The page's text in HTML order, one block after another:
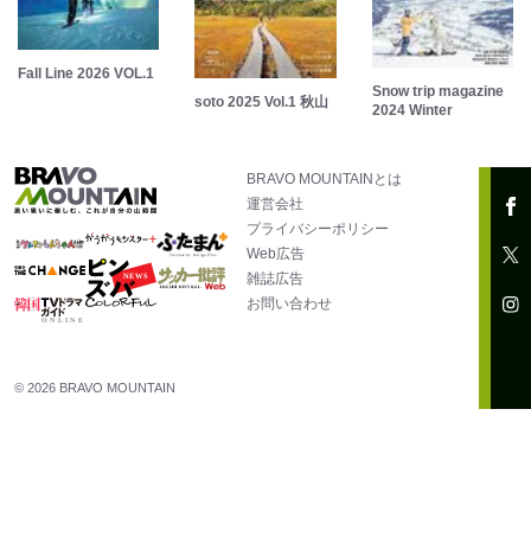
Fall Line 2026 VOL.1
soto 2025 Vol.1 秋山
Snow trip magazine
2024 Winter
BRAVO MOUNTAINとは
運営会社
プライバシーポリシー
Web広告
雑誌広告
お問い合わせ
© 2026 BRAVO MOUNTAIN